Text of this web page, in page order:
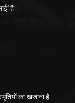
है
का खजाना है